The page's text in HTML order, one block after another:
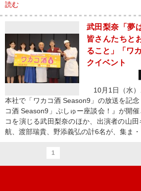
読む
武田梨奈「夢
皆さんたちと
ること」「ワ
クイベント
10月1日（水）
本社で「ワカコ酒 Season9」の放送を記
コ酒 Season9」ぷしゅー座談会！』が開
コを演じる武田梨奈のほか、出演者の山
航、渡部瑞貴、野添義弘の計6名が、集ま・
1